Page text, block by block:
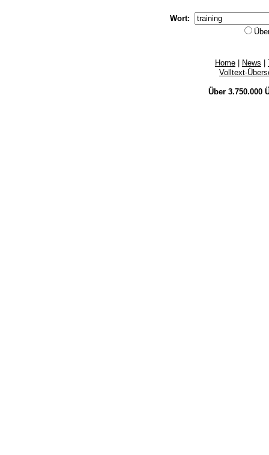
Wort:
Home News
Volltext-
Über 3.750.000